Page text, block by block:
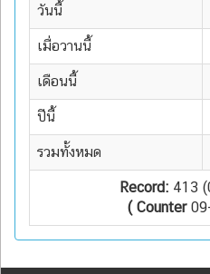
วันนี้
เมื่อวานนี้
เดือนนี้
ปีนี้
รวมทั้งหมด
Record: 413
( Counter